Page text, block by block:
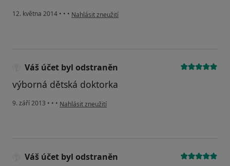
12. května 2014 • • • podle názoru uživatele Váš účet byl odstraněn
Nahlásit zneužití
Váš účet byl odstraněn
výborná dětská doktorka
9. září 2013 • • • podle názoru uživatele Váš účet byl odstraněn
Nahlásit zneužití
Váš účet byl odstraněn